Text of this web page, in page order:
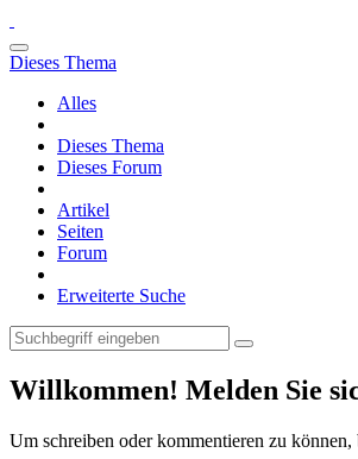
Dieses Thema
Alles
Dieses Thema
Dieses Forum
Artikel
Seiten
Forum
Erweiterte Suche
Willkommen! Melden Sie
Um schreiben oder kommentieren zu